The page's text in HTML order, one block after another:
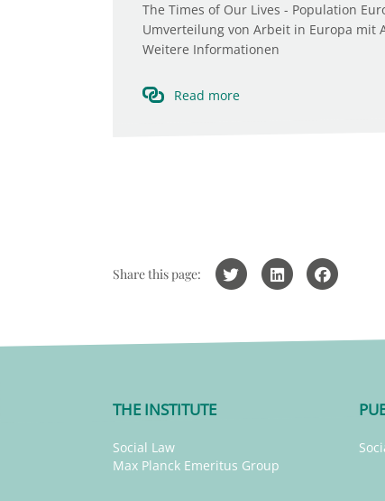
The Times of Our Lives - Population
Umverteilung von Arbeit in Europa mit
Weitere Informationen
Read more
Share this page:
THE INSTITUTE
Social Law
Max Planck Emeritus Group